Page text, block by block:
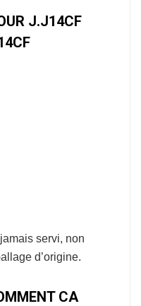
J.J14CF
servi, non
d’origine.
CA